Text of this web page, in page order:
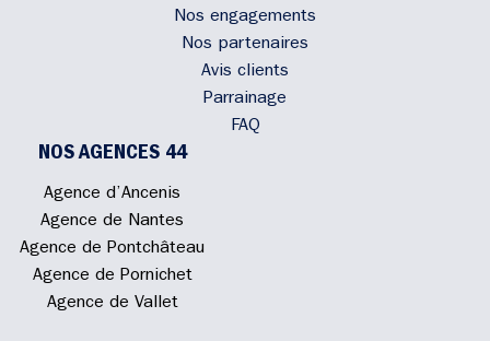
Nos engagements
Nos partenaires
Avis clients
Parrainage
FAQ
NOS AGENCES 44
Agence d’Ancenis
Agence de Nantes
Agence de Pontchâteau
Agence de Pornichet
Agence de Vallet